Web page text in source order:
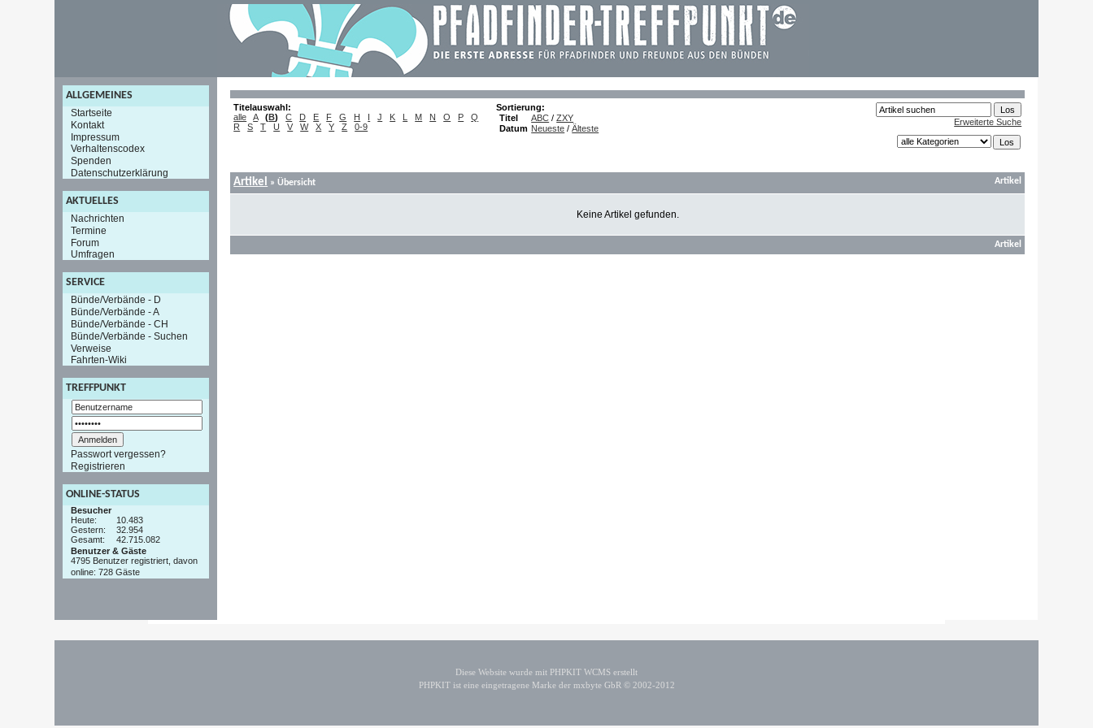
ALLGEMEINES
Startseite
Kontakt
Impressum
Verhaltenscodex
Spenden
Datenschutzerklärung
AKTUELLES
Nachrichten
Termine
Forum
Umfragen
SERVICE
Bünde/Verbände - D
Bünde/Verbände - A
Bünde/Verbände - CH
Bünde/Verbände - Suchen
Verweise
Fahrten-Wiki
TREFFPUNKT
Passwort vergessen?
Registrieren
ONLINE-STATUS
Besucher
Heute:
10.483
Gestern:
32.954
Gesamt:
42.715.082
Benutzer & Gäste
4795 Benutzer registriert, davon
online: 728 Gäste
Titelauswahl:
alle
A (B) C D E F G H I J K L M N O P
Q
R
S T U V W X Y Z 0-9
Sortierung:
Titel
ABC /ZXY
Datum Neueste /Älteste
Erweiterte Suche
Artikel » Übersicht Artikel
Keine Artikel gefunden.
Artikel
Diese Website wurde mit PHPKIT WCMS erstellt
PHPKIT ist eine eingetragene Marke der mxbyte GbR © 2002-2012